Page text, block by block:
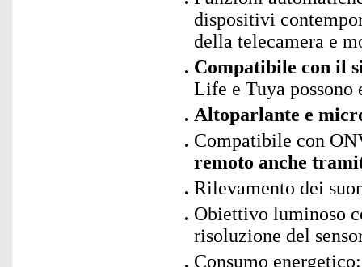
dispositivi
della telecamera e
Compatibile con il
Life e Tuya possono
Altoparlante e
Compatibile con
remoto anche
Rilevamento dei
Obiettivo luminoso
risoluzione del
Consumo